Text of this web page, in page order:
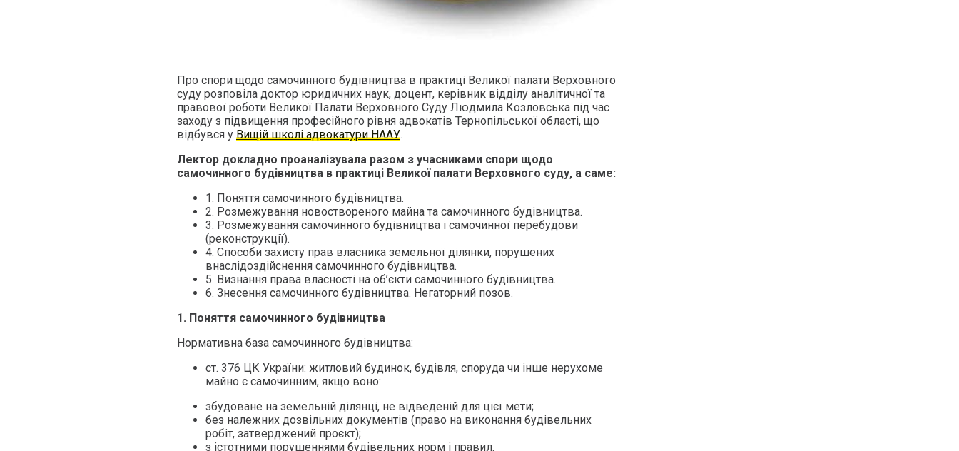
Про спори щодо самочинного будівництва в практиці Великої палати Верховного
суду розповіла доктор юридичних наук, доцент, керівник відділу аналітичної та
правової роботи Великої Палати Верховного Суду Людмила Козловська під час
заходу з підвищення професійного рівня адвокатів Тернопільської області, що
відбувся у Вищій школі адвокатури НААУ.
Лектор докладно проаналізувала разом з учасниками спори щодо
самочинного будівництва в практиці Великої палати Верховного суду, а саме:
1. Поняття самочинного будівництва.
2. Розмежування новоствореного майна та самочинного будівництва.
3. Розмежування самочинного будівництва і самочинної перебудови
(реконструкції).
4. Способи захисту прав власника земельної ділянки, порушених
внаслідоздійснення самочинного будівництва.
5. Визнання права власності на об’єкти самочинного будівництва.
6. Знесення самочинного будівництва. Негаторний позов.
1. Поняття самочинного будівництва
Нормативна база самочинного будівництва:
ст. 376 ЦК України: житловий будинок, будівля, споруда чи інше нерухоме
майно є самочинним, якщо воно:
збудоване на земельній ділянці, не відведеній для цієї мети;
без належних дозвільних документів (право на виконання будівельних
робіт, затверджений проєкт);
з істотними порушеннями будівельних норм і правил.